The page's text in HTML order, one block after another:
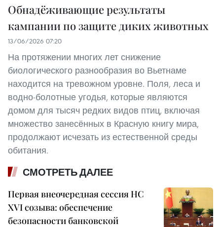
Обнадёживающие результаты
кампании по защите диких животных
13/06/2026 07:20
На протяжении многих лет снижение
биологического разнообразия во Вьетнаме
находится на тревожном уровне. Поля, леса и
водно-болотные угодья, которые являются
домом для тысяч редких видов птиц, включая
множество занесённых в Красную книгу мира,
продолжают исчезать из естественной среды
обитания.
СМОТРЕТЬ ДАЛЕЕ
Первая внеочередная сессия НС
XVI созыва: обеспечение
безопасности банковской